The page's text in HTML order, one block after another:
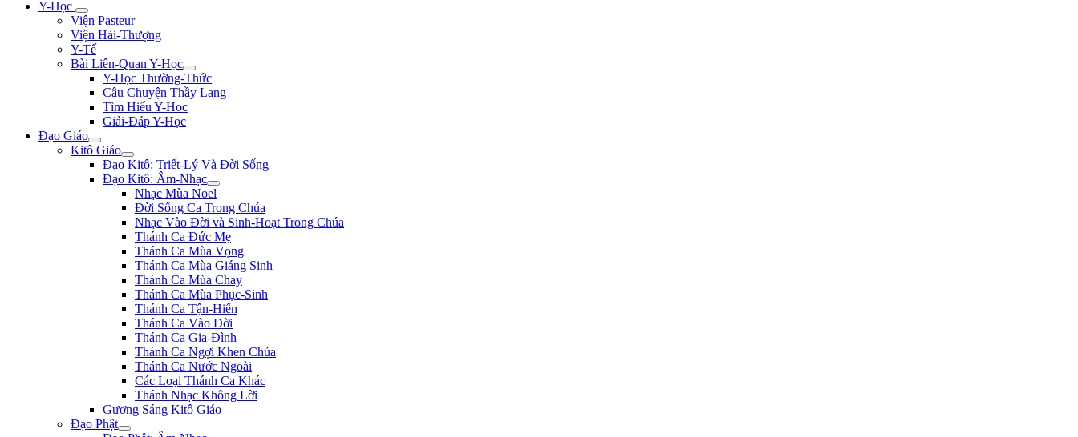
Y-Học
Viện Pasteur
Viện Hải-Thượng
Y-Tế
Bài Liên-Quan Y-Học
Y-Học Thường-Thức
Câu Chuyện Thầy Lang
Tìm Hiểu Y-Hoc
Giải-Đáp Y-Học
Đạo Giáo
Kitô Giáo
Đạo Kitô: Triết-Lý Và Đời Sống
Đạo Kitô: Âm-Nhạc
Nhạc Mùa Noel
Đời Sống Ca Trong Chúa
Nhạc Vào Đời và Sinh-Hoạt Trong Chúa
Thánh Ca Đức Mẹ
Thánh Ca Mùa Vọng
Thánh Ca Mùa Giáng Sinh
Thánh Ca Mùa Chay
Thánh Ca Mùa Phục-Sinh
Thánh Ca Tận-Hiến
Thánh Ca Vào Đời
Thánh Ca Gia-Đình
Thánh Ca Ngợi Khen Chúa
Thánh Ca Nước Ngoài
Các Loại Thánh Ca Khác
Thánh Nhạc Không Lời
Gương Sáng Kitô Giáo
Đạo Phật